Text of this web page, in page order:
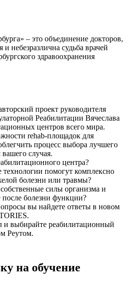
– это объединение докторов,
небезразлична судьба врачей
здравоохранения
проект руководителя
Реабилитации Вячеслава
центров всего мира.
rehab-площадок для
процесс выбора лучшего
случая.
центра?
помогут комплексно
болезни или травмы?
силы организма и
после болезни функции?
вы найдете ответы в новом
и выбирайте реабилитационный
Реутом.
на обучение